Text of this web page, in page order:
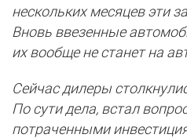
нескольких месяцев эти
Вновь ввезенные
их вообще не станет на
Сейчас дилеры
По сути дела, встал
потраченными